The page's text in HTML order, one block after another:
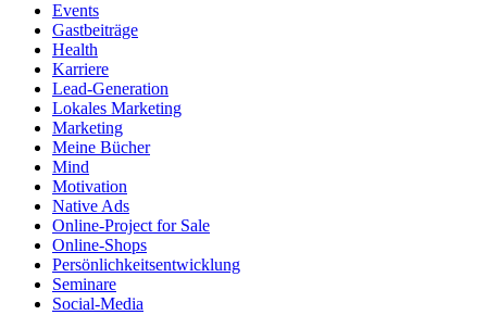
Events
Gastbeiträge
Health
Karriere
Lead-Generation
Lokales Marketing
Marketing
Meine Bücher
Mind
Motivation
Native Ads
Online-Project for Sale
Online-Shops
Persönlichkeitsentwicklung
Seminare
Social-Media